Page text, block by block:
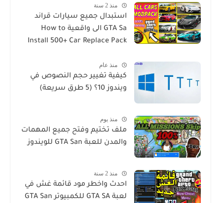
منذ 2 سنة
استبدال جميع سيارات قراند
GTA Sa الى واقعية How to
Install 500+ Car Replace Pack
منذ عام
كيفية تغيير حجم النصوص في
ويندوز 10؟ (5 طرق سريعة)
منذ يوم
ملف تختيم وفتح جميع المهمات
والمدن للعبة GTA San للويندوز
منذ 2 سنة
احدث واخطر مود قائمة غش في
لعبة GTA SA للكمبيوتر GTA San